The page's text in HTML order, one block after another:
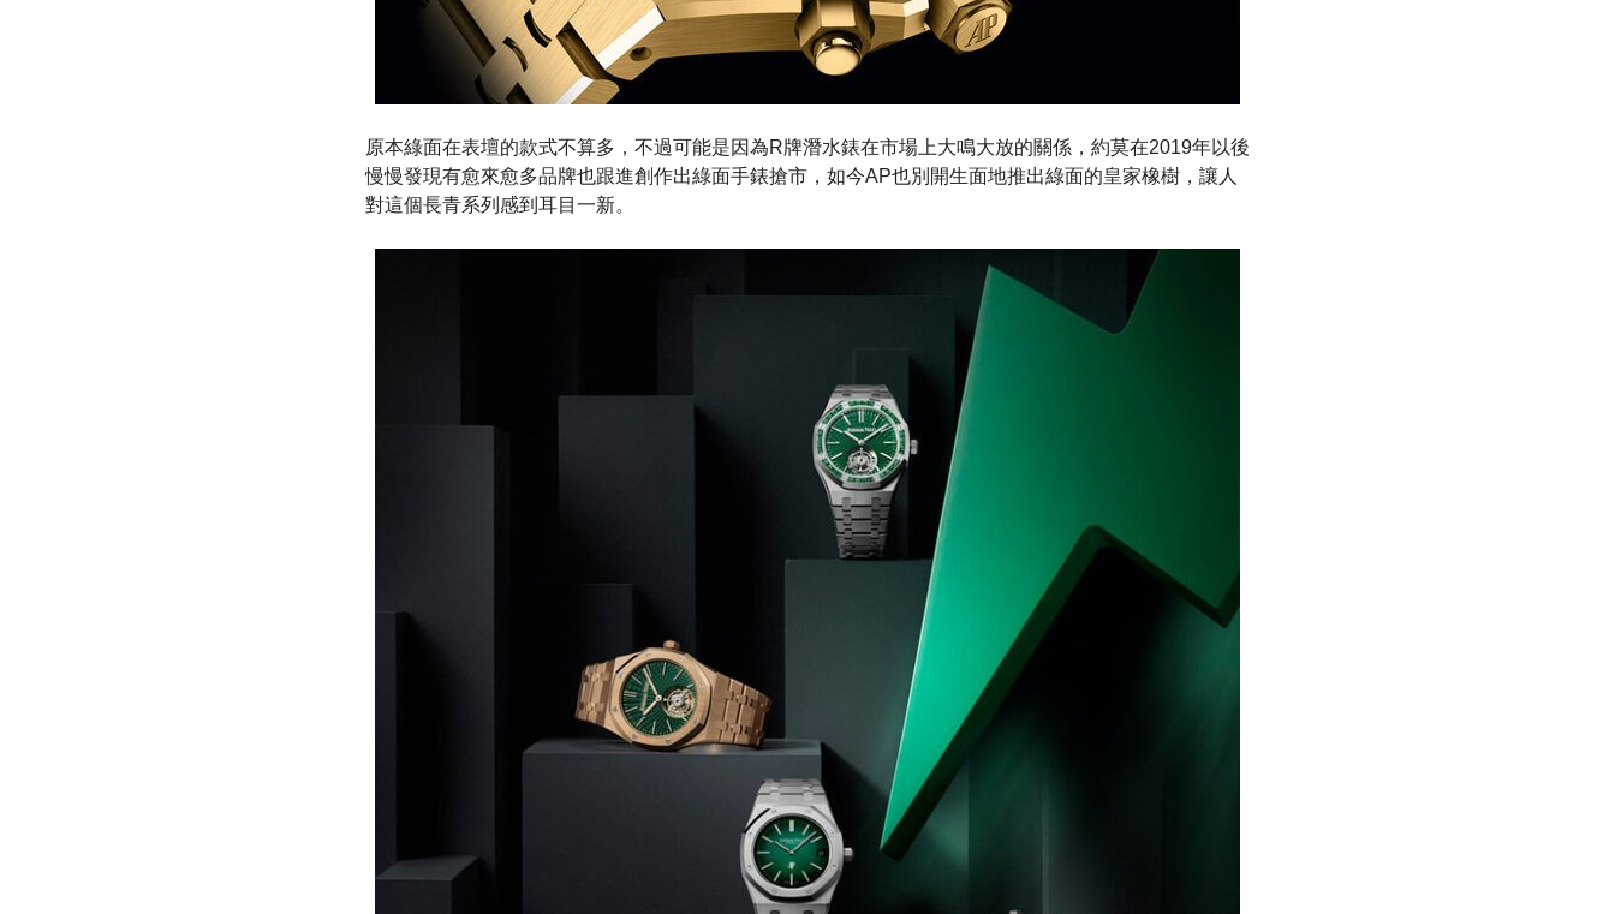
原本綠面在表壇的款式不算多，不過可能是因為R牌潛水錶在市場上大鳴大放的關係，約莫在2019年以後
慢慢發現有愈來愈多品牌也跟進創作出綠面手錶搶市，如今AP也別開生面地推出綠面的皇家橡樹，讓人
對這個長青系列感到耳目一新。